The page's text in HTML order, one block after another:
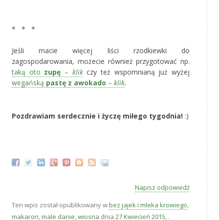
* * *
Jeśli macie więcej liści rzodkiewki do
zagospodarowania, możecie również przygotować np.
taką oto zupę – klikczy też wspomnianą już wyżej
wegańską pastę z awokado – klik.
Pozdrawiam serdecznie i życzę miłego tygodnia! :)
Napisz odpowiedź
Ten wpis został opublikowany wbez jajek i mleka krowiego,
makaron,male danie,wiosna dnia 27 Kwiecień 2015, .